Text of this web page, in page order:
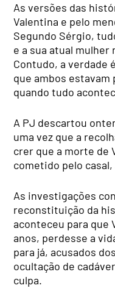
As versões das
Valentina e pelo
Segundo Sérgio,
e a sua atual
Contudo, a verdade
que ambos estavam
quando tudo
A PJ descartou
uma vez que a
crer que a morte de
cometido pelo
As investigações
reconstituição da
aconteceu para que
anos, perdesse a
para já, acusados
ocultação de
culpa.